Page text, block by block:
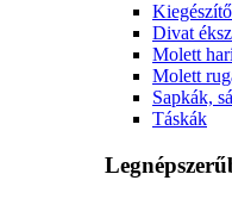
Divat
Molett
Molett
Sapkák,
Táskák